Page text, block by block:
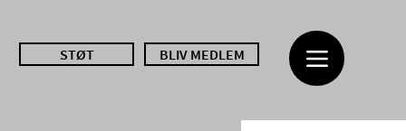
BLIV MEDLEM
STØT